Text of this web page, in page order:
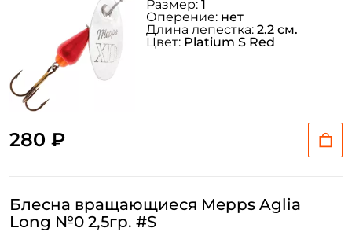
280 ₽
Размер: 1
Оперение: нет
Длина лепестка: 2.2 см.
Цвет: Platium S Red
Блесна вращающиеся Mepps Aglia
Long №0 2,5гр. #S
Номер телефона: *
Придумайте пароль: *
Заполняя данную форму вы соглашаетесь на обработку
Создать аккаунт